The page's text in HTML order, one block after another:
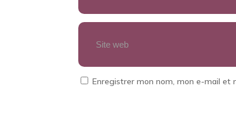
Enregistrer mon nom, mon e-mail et